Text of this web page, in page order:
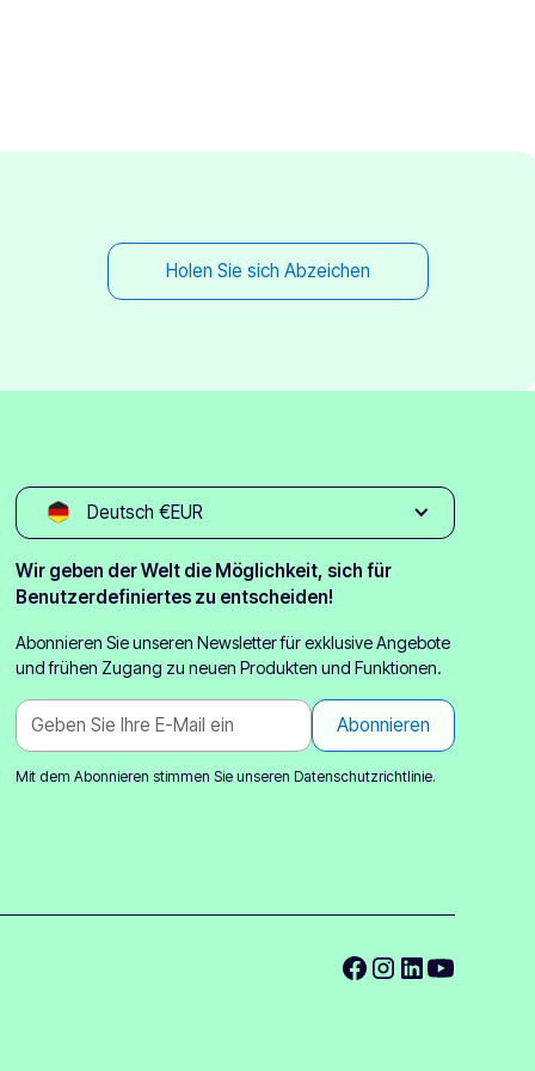
Holen Sie sich Abzeichen
Deutsch €EUR
Wir geben der Welt die Möglichkeit, sich für
Benutzerdefiniertes zu entscheiden!
Abonnieren Sie unseren Newsletter für exklusive Angebote
und frühen Zugang zu neuen Produkten und Funktionen.
Mit dem Abonnieren stimmen Sie unserenDatenschutzrichtlinie.